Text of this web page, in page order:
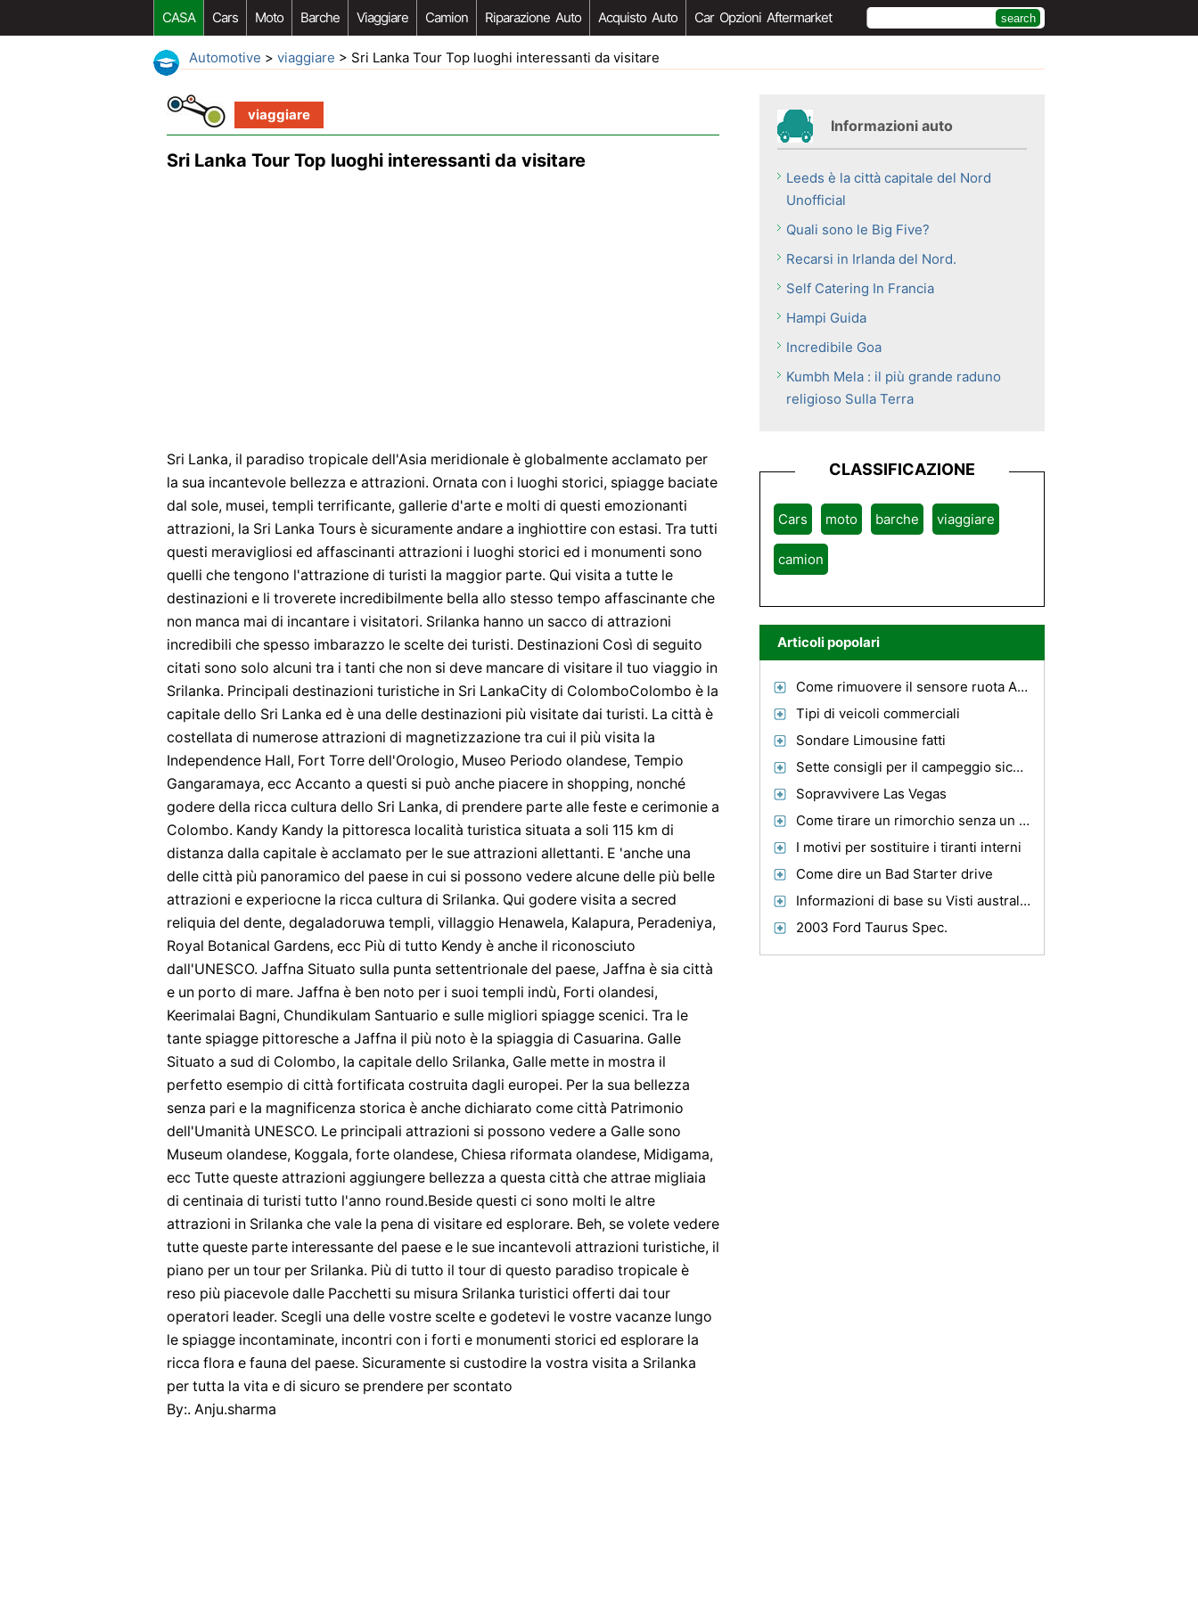
CASA Cars Moto Barche Viaggiare Camion Riparazione Auto Acquisto Auto Car Opzioni Aftermarket
Automotive > viaggiare > Sri Lanka Tour Top luoghi interessanti da visitare
viaggiare
Sri Lanka Tour Top luoghi interessanti da visitare
Sri Lanka, il paradiso tropicale dell'Asia meridionale è globalmente acclamato per
la sua incantevole bellezza e attrazioni. Ornata con i luoghi storici, spiagge baciate
dal sole, musei, templi terrificante, gallerie d'arte e molti di questi emozionanti
attrazioni, la Sri Lanka Tours è sicuramente andare a inghiottire con estasi. Tra tutti
questi meravigliosi ed affascinanti attrazioni i luoghi storici ed i monumenti sono
quelli che tengono l'attrazione di turisti la maggior parte. Qui visita a tutte le
destinazioni e li troverete incredibilmente bella allo stesso tempo affascinante che
non manca mai di incantare i visitatori. Srilanka hanno un sacco di attrazioni
incredibili che spesso imbarazzo le scelte dei turisti. Destinazioni Così di seguito
citati sono solo alcuni tra i tanti che non si deve mancare di visitare il tuo viaggio in
Srilanka. Principali destinazioni turistiche in Sri LankaCity di ColomboColombo è la
capitale dello Sri Lanka ed è una delle destinazioni più visitate dai turisti. La città è
costellata di numerose attrazioni di magnetizzazione tra cui il più visita la
Independence Hall, Fort Torre dell'Orologio, Museo Periodo olandese, Tempio
Gangaramaya, ecc Accanto a questi si può anche piacere in shopping, nonché
godere della ricca cultura dello Sri Lanka, di prendere parte alle feste e cerimonie a
Colombo. Kandy Kandy la pittoresca località turistica situata a soli 115 km di
distanza dalla capitale è acclamato per le sue attrazioni allettanti. E 'anche una
delle città più panoramico del paese in cui si possono vedere alcune delle più belle
attrazioni e experiocne la ricca cultura di Srilanka. Qui godere visita a secred
reliquia del dente, degaladoruwa templi, villaggio Henawela, Kalapura, Peradeniya,
Royal Botanical Gardens, ecc Più di tutto Kendy è anche il riconosciuto
dall'UNESCO. Jaffna Situato sulla punta settentrionale del paese, Jaffna è sia città
e un porto di mare. Jaffna è ben noto per i suoi templi indù, Forti olandesi,
Keerimalai Bagni, Chundikulam Santuario e sulle migliori spiagge scenici. Tra le
tante spiagge pittoresche a Jaffna il più noto è la spiaggia di Casuarina. Galle
Situato a sud di Colombo, la capitale dello Srilanka, Galle mette in mostra il
perfetto esempio di città fortificata costruita dagli europei. Per la sua bellezza
senza pari e la magnificenza storica è anche dichiarato come città Patrimonio
dell'Umanità UNESCO. Le principali attrazioni si possono vedere a Galle sono
Museum olandese, Koggala, forte olandese, Chiesa riformata olandese, Midigama,
ecc Tutte queste attrazioni aggiungere bellezza a questa città che attrae migliaia
di centinaia di turisti tutto l'anno round.Beside questi ci sono molti le altre
attrazioni in Srilanka che vale la pena di visitare ed esplorare. Beh, se volete vedere
tutte queste parte interessante del paese e le sue incantevoli attrazioni turistiche, il
piano per un tour per Srilanka. Più di tutto il tour di questo paradiso tropicale è
reso più piacevole dalle Pacchetti su misura Srilanka turistici offerti dai tour
operatori leader. Scegli una delle vostre scelte e godetevi le vostre vacanze lungo
le spiagge incontaminate, incontri con i forti e monumenti storici ed esplorare la
ricca flora e fauna del paese. Sicuramente si custodire la vostra visita a Srilanka
per tutta la vita e di sicuro se prendere per scontato
By:. Anju.sharma
Informazioni auto
Leeds è la città capitale del Nord
Unofficial
Quali sono le Big Five?
Recarsi in Irlanda del Nord.
Self Catering In Francia
Hampi Guida
Incredibile Goa
Kumbh Mela : il più grande raduno
religioso Sulla Terra
CLASSIFICAZIONE
Cars moto barche viaggiare
camion
Articoli popolari
Come rimuovere il sensore ruota ABS su un Ranger 96
Tipi di veicoli commerciali
Sondare Limousine fatti
Sette consigli per il campeggio sicuro
Sopravvivere Las Vegas
Come tirare un rimorchio senza un intoppo
I motivi per sostituire i tiranti interni
Come dire un Bad Starter drive
Informazioni di base su Visti australiano
2003 Ford Taurus Spec.